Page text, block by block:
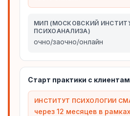
МИП (МОСКОВСКИЙ
ПСИХОАНАЛИЗА)
очно/заочно/онлайн
Старт практики с
ИНСТИТУТ ПСИХОЛОГИИ
через 12 месяцев в